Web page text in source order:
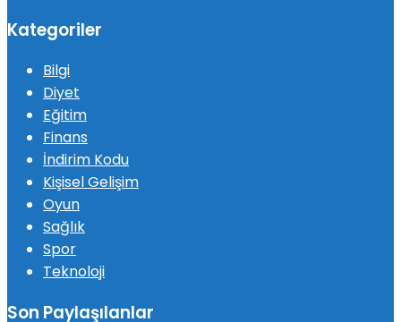
Kategoriler
Bilgi
Diyet
Eğitim
Finans
İndirim Kodu
Kişisel Gelişim
Oyun
Sağlık
Spor
Teknoloji
Son Paylaşılanlar